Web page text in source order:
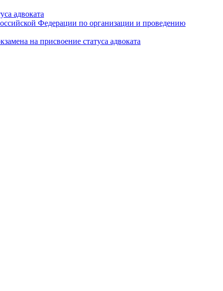
адвоката
Федерации по организации и проведению
на присвоение статуса адвоката